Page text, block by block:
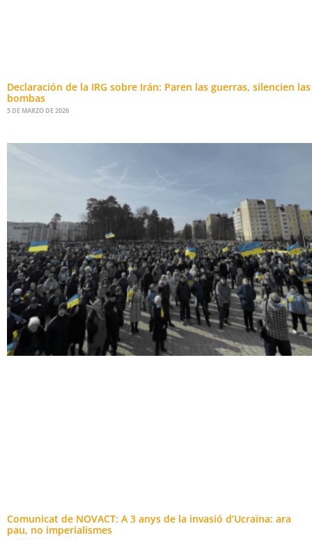
Declaración de la IRG sobre Irán: Paren las guerras, silencien las
bombas
5 DE MARZO DE 2026
Comunicat de NOVACT: A 3 anys de la invasió d’Ucraïna: ara
pau, no imperialismes